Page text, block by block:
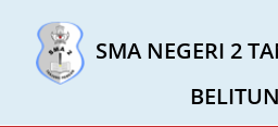
SMA NEGERI 2